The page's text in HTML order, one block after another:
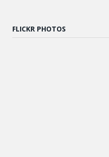
FLICKR PHOTOS